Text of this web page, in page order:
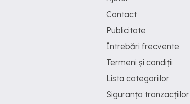
Contact
Publicitate
Întrebări frecvente
Termeni și condiții
Lista categoriilor
Siguranța tranzacțiilor